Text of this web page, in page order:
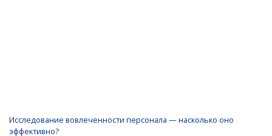
Исследование вовлеченности персонала — насколько оно
эффективно?